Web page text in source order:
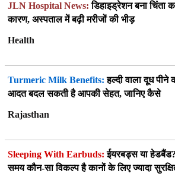
JLN Hospital News: डिहाइड्रेशन बना चिंता
कारण, अस्पताल में बढ़ी मरीजों की भीड़
Health
Turmeric Milk Benefits: हल्दी वाला दूध पीने
आदत बदल सकती है आपकी सेहत, जानिए कैसे
Rajasthan
Sleeping With Earbuds: ईयरबड्स या
समय कौन-सा विकल्प है कानों के लिए ज्यादा